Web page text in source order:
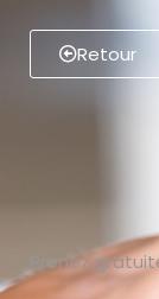
Retour
Prenez